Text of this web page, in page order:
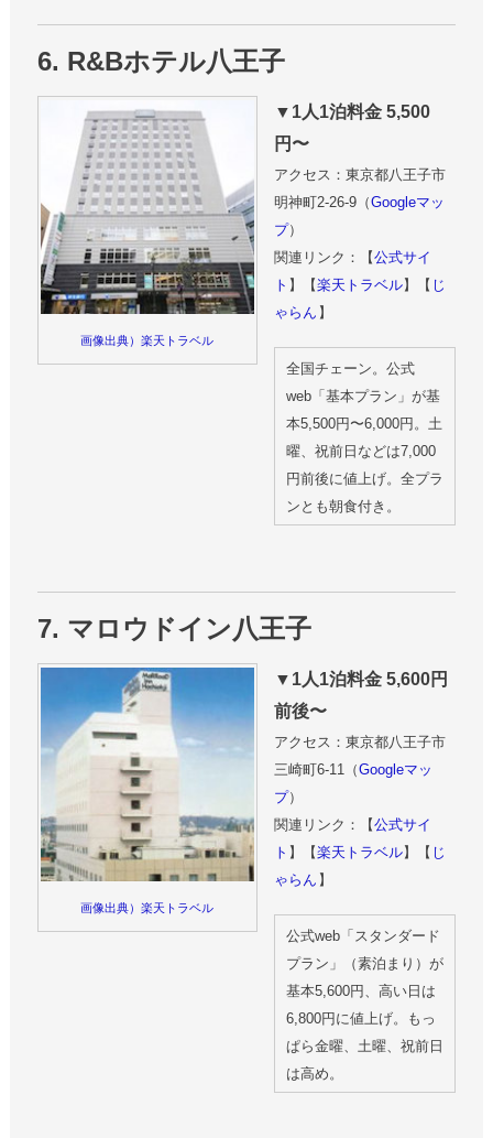
6. R&Bホテル八王子
画像出典）楽天トラベル
▼1人1泊料金 5,500
円〜
アクセス：東京都八王子市
明神町2-26-9（Googleマッ
プ）
関連リンク：【公式サイ
ト 】【楽天トラベル】【 じ
ゃらん 】
全国チェーン。公式
web「基本プラン」が基
本5,500円〜6,000円。土
曜、祝前日などは7,000
円前後に値上げ。全プラ
ンとも朝食付き。
7. マロウドイン八王子
画像出典）楽天トラベル
▼1人1泊料金 5,600円
前後〜
アクセス：東京都八王子市
三崎町6-11（Googleマッ
プ）
関連リンク：【公式サイ
ト 】【楽天トラベル】【 じ
ゃらん 】
公式web「スタンダード
プラン」（素泊まり）が
基本5,600円、高い日は
6,800円に値上げ。もっ
ぱら金曜、土曜、祝前日
は高め。